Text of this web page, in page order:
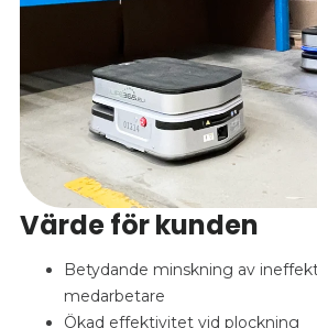
Värde för kunden
Betydande minskning av
medarbetare
Ökad effektivitet vid plockning